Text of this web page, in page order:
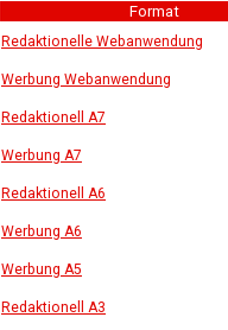
Format
Redaktionelle Webanwendung
Werbung Webanwendung
Redaktionell A7
Werbung A7
Redaktionell A6
Werbung A6
Werbung A5
Redaktionell A3